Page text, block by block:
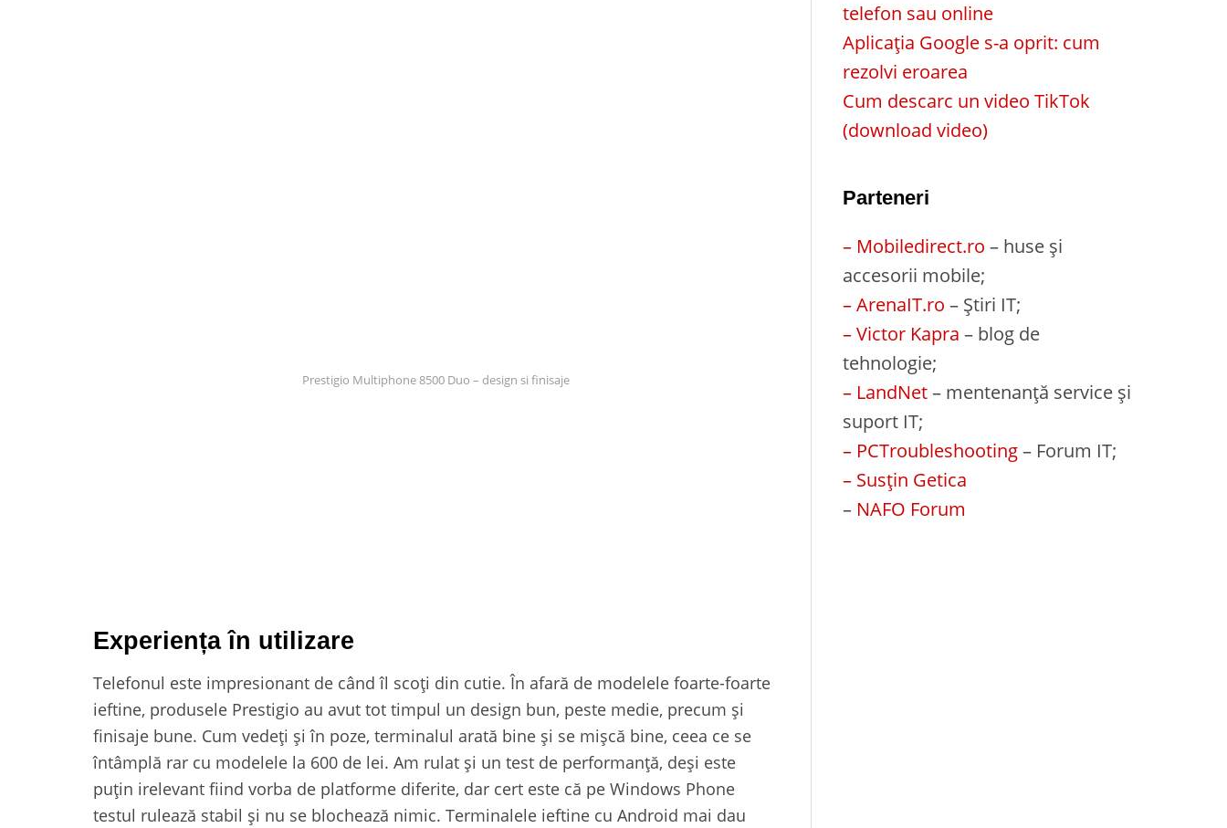
Prestigio Multiphone 8500 Duo – design si finisaje
Experiența în utilizare
Telefonul este impresionant de când îl scoți din cutie. În afară de modelele foarte-foarte
ieftine, produsele Prestigio au avut tot timpul un design bun, peste medie, precum și
finisaje bune. Cum vedeți și în poze, terminalul arată bine și se mișcă bine, ceea ce se
întâmplă rar cu modelele la 600 de lei. Am rulat și un test de performanță, deși este
puțin irelevant fiind vorba de platforme diferite, dar cert este că pe Windows Phone
testul rulează stabil și nu se blochează nimic. Terminalele ieftine cu Android mai dau
telefon sau online
Aplicația Google s-a oprit: cum
rezolvi eroarea
Cum descarc un video TikTok
(download video)
Parteneri
– Mobiledirect.ro – huse și
accesorii mobile;
– ArenaIT.ro – Știri IT;
– Victor Kapra – blog de
tehnologie;
– LandNet– mentenanță service și
suport IT;
– PCTroubleshooting– Forum IT;
– Susțin Getica
– NAFO Forum